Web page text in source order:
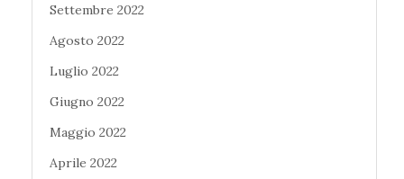
Settembre 2022
Agosto 2022
Luglio 2022
Giugno 2022
Maggio 2022
Aprile 2022